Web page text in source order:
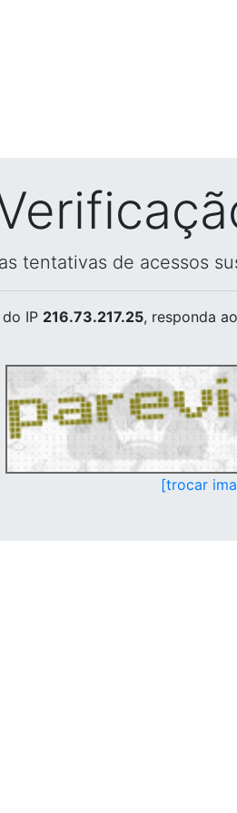
tentativas de acessos
do IP 216.73.217.25, responda
[trocar